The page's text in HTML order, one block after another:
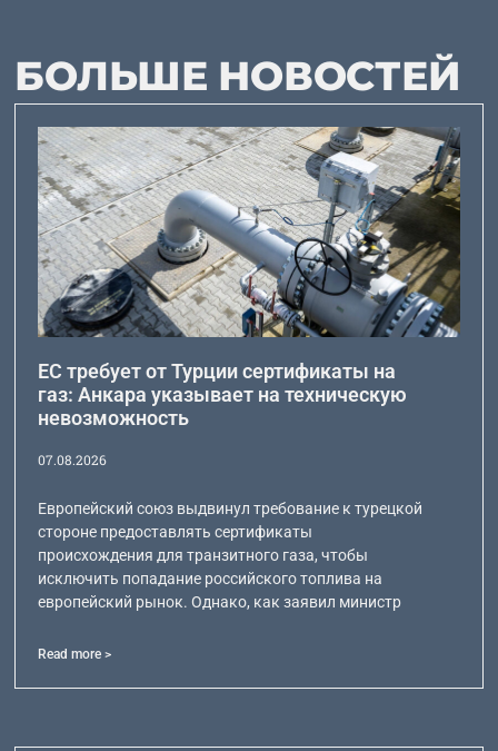
БОЛЬШЕ НОВОСТЕЙ
ЕС требует от Турции сертификаты на
газ: Анкара указывает на техническую
невозможность
07.08.2026
Европейский союз выдвинул требование к турецкой
стороне предоставлять сертификаты
происхождения для транзитного газа, чтобы
исключить попадание российского топлива на
европейский рынок. Однако, как заявил министр
Read more >